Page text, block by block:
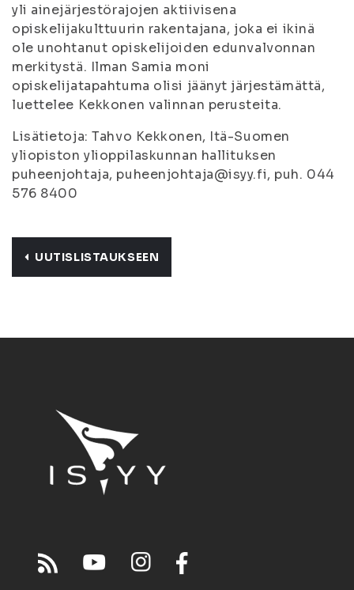
yli ainejärjestörajojen aktiivisena
opiskelijakulttuurin rakentajana, joka ei ikinä
ole unohtanut opiskelijoiden edunvalvonnan
merkitystä. Ilman Samia moni
opiskelijatapahtuma olisi jäänyt järjestämättä,
luettelee Kekkonen valinnan perusteita.
Lisätietoja: Tahvo Kekkonen, Itä-Suomen
yliopiston ylioppilaskunnan hallituksen
puheenjohtaja, puheenjohtaja@isyy.fi, puh. 044
576 8400
UUTISLISTAUKSEEN